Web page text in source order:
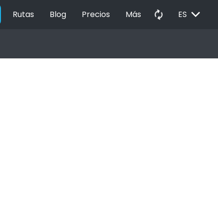
Rutas Blog Precios Más autorenew ES EXPAND_MORE